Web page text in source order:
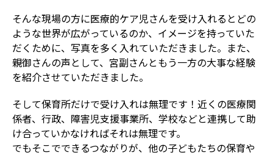
そんな現場の方に医療的ケア児さんを受け入れるとどの
ような世界が広がっているのか、イメージを持っていた
だくために、写真を多く入れていただきました。また、
親御さんの声として、宮副さんともう一方の大事な経験
を紹介させていただきました。
そして保育所だけで受け入れは無理です！近くの医療関
係者、行政、障害児支援事業所、学校などと連携して助
け合っていかなければそれは無理です。
でもそこでできるつながりが、他の子どもたちの保育や